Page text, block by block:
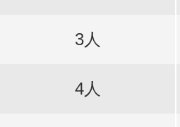
3人
4人